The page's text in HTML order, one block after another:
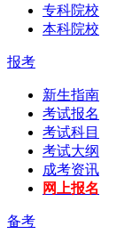
专科院校
本科院校
报考
新生指南
考试报名
考试科目
考试大纲
成考资讯
网上报名
备考